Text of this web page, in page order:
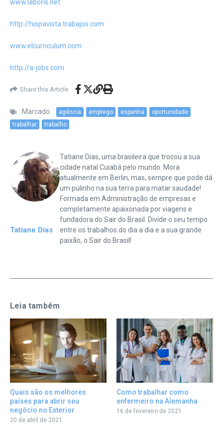
www.laboris.net
http://hispavista.trabajos.com
www.elcurriculum.com
http://a-jobs.com
Share this Article
Marcado: agência emprego espanha
oportunidade
trabalhar
trabalho
Tatiane Dias
Tatiane Dias, uma brasileira que trocou a sua
cidade natal Cuiabá pelo mundo. Mora
atualmente em Berlin, mas, sempre que pode dá
um pulinho na sua terra para matar saudade!
Formada em Administração de empresas e
completamente apaixonada por viagens e
fundadora do Sair do Brasil. Divide o seu tempo
entre os trabalhos do dia a dia e a sua grande
paixão, o Sair do Brasil!
Leia também
Quais são os melhores
países para abrir seu
negócio no Exterior
20 de abril de 2021
Como trabalhar como
enfermeiro na Alemanha
16 de fevereiro de 2021